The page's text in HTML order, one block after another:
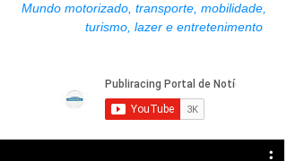
Mundo motorizado, transporte, mobilidade,
turismo, lazer e entretenimento